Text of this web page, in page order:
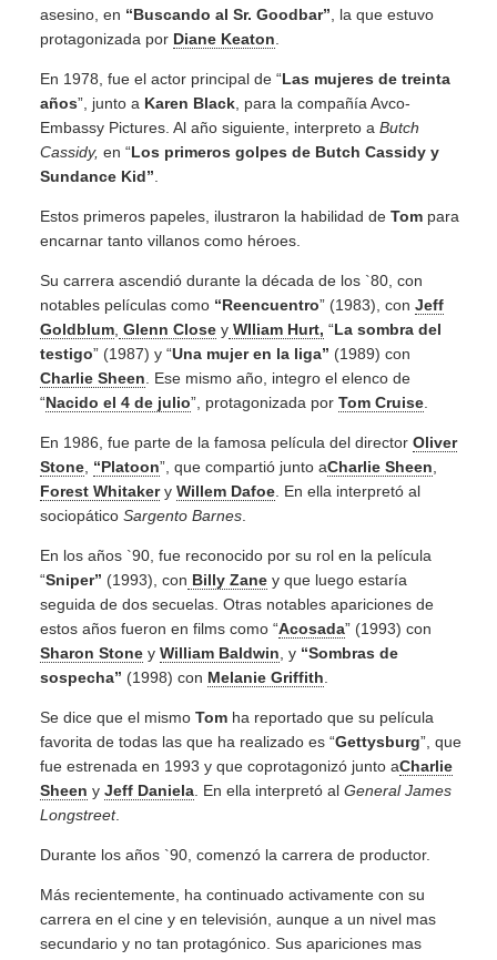
asesino, en “Buscando al Sr. Goodbar” , la que estuvo
protagonizada por Diane Keaton
En 1978, fue el actor principal de “Las mujeres de treinta
años”, junto a Karen Black , para la compañía Avco-
Embassy Pictures. Al año siguiente, interpreto a Butch
Cassidy, en “Los primeros golpes de Butch Cassidy y
Sundance Kid”
Estos primeros papeles, ilustraron la habilidad de Tom para
encarnar tanto villanos como héroes.
Su carrera ascendió durante la década de los `80, con
notables películas como “Reencuentro” (1983), con Jeff
Goldblum Glenn Close y WIliam Hurt, “La sombra del
testigo” (1987) y “Una mujer en la liga” (1989) con
Charlie Sheen . Ese mismo año, integro el elenco de
“Nacido el 4 de julio”, protagonizada por Tom Cruise
En 1986, fue parte de la famosa película del director Oliver
Stone “Platoon”, que compartió junto aCharlie Sheen
Forest Whitakery Willem Dafoe . En ella interpretó al
sociopático Sargento Barnes
En los años `90, fue reconocido por su rol en la película
“Sniper” (1993), con Billy Zane y que luego estaría
seguida de dos secuelas. Otras notables apariciones de
estos años fueron en films como “Acosada” (1993) con
Sharon Stone y William Baldwin , y “Sombras de
sospecha” (1998) con Melanie Griffith
Se dice que el mismo Tom ha reportado que su película
favorita de todas las que ha realizado es “Gettysburg”, que
fue estrenada en 1993 y que coprotagonizó junto aCharlie
Sheen y Jeff Daniela . En ella interpretó al General James
Longstreet.
Durante los años `90, comenzó la carrera de productor.
Más recientemente, ha continuado activamente con su
carrera en el cine y en televisión, aunque a un nivel mas
secundario y no tan protagónico. Sus apariciones mas